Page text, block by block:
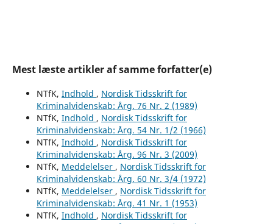
Mest læste artikler af samme forfatter(e)
NTfK, Indhold , Nordisk Tidsskrift for
Kriminalvidenskab: Årg. 76 Nr. 2 (1989)
NTfK, Indhold , Nordisk Tidsskrift for
Kriminalvidenskab: Årg. 54 Nr. 1/2 (1966)
NTfK, Indhold , Nordisk Tidsskrift for
Kriminalvidenskab: Årg. 96 Nr. 3 (2009)
NTfK, Meddelelser , Nordisk Tidsskrift for
Kriminalvidenskab: Årg. 60 Nr. 3/4 (1972)
NTfK, Meddelelser , Nordisk Tidsskrift for
Kriminalvidenskab: Årg. 41 Nr. 1 (1953)
NTfK, Indhold , Nordisk Tidsskrift for